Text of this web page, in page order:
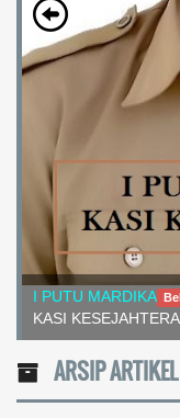
Kepala Dusun Gingsir
ARSIP ARTIKEL